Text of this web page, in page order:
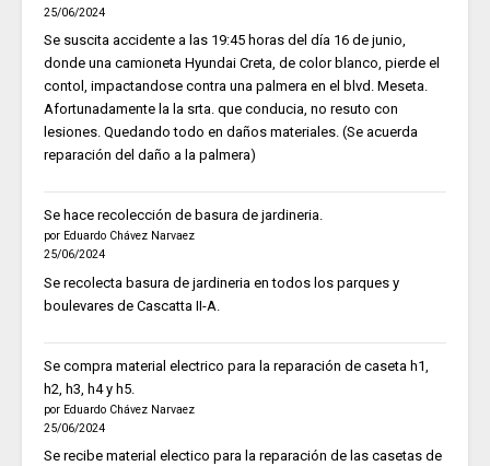
25/06/2024
Se suscita accidente a las 19:45 horas del día 16 de junio,
donde una camioneta Hyundai Creta, de color blanco, pierde el
contol, impactandose contra una palmera en el blvd. Meseta.
Afortunadamente la la srta. que conducia, no resuto con
lesiones. Quedando todo en daños materiales. (Se acuerda
reparación del daño a la palmera)
Se hace recolección de basura de jardineria.
por Eduardo Chávez Narvaez
25/06/2024
Se recolecta basura de jardineria en todos los parques y
boulevares de Cascatta II-A.
Se compra material electrico para la reparación de caseta h1,
h2, h3, h4 y h5.
por Eduardo Chávez Narvaez
25/06/2024
Se recibe material electico para la reparación de las casetas de